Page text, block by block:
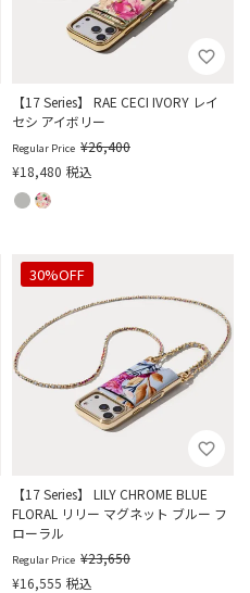
【17 Series】 RAE CECI IVORY レイ
セシ アイボリー
Regular Price ¥26,400
¥18,480 税込
【17 Series】 LILY CHROME BLUE
FLORAL リリー マグネット ブルー フ
ローラル
30%OFF
Regular Price ¥23,650
¥16,555 税込